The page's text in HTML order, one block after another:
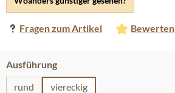
Fragen zum Artikel Bewerten
Ausführungauswählen
rund
viereckig